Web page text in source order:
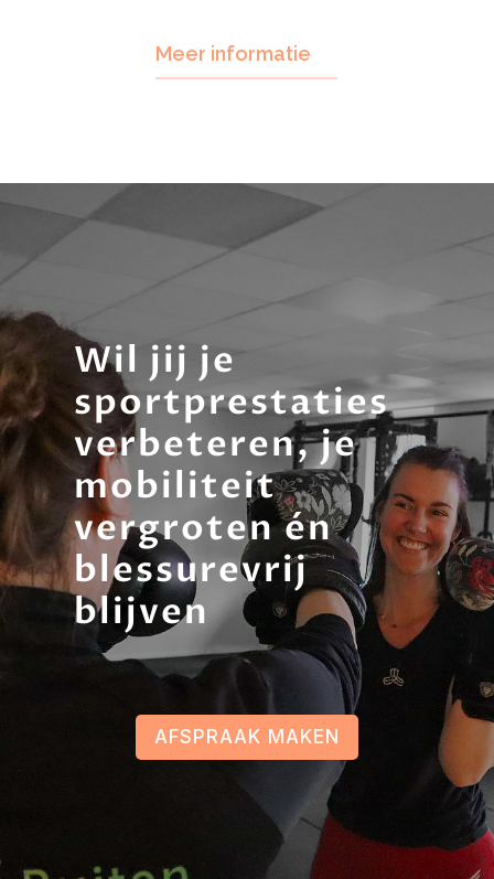
Boksen
Meer informatie
Wil jij je
sportprestaties
verbeteren, je
mobiliteit
vergroten én
blessurevrij